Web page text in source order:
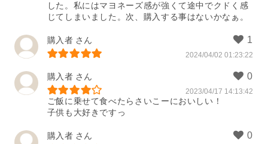
した。私にはマヨネーズ感が強くて途中でクドく感
じてしまいました。次、購入する事はないかなぁ。
購入者
2024/04/02 01:23:22
購入者
2023/04/17 14:13:42
ご飯に乗せて食べたらさいこーにおいしい！
子供も大好きですっ
購入者